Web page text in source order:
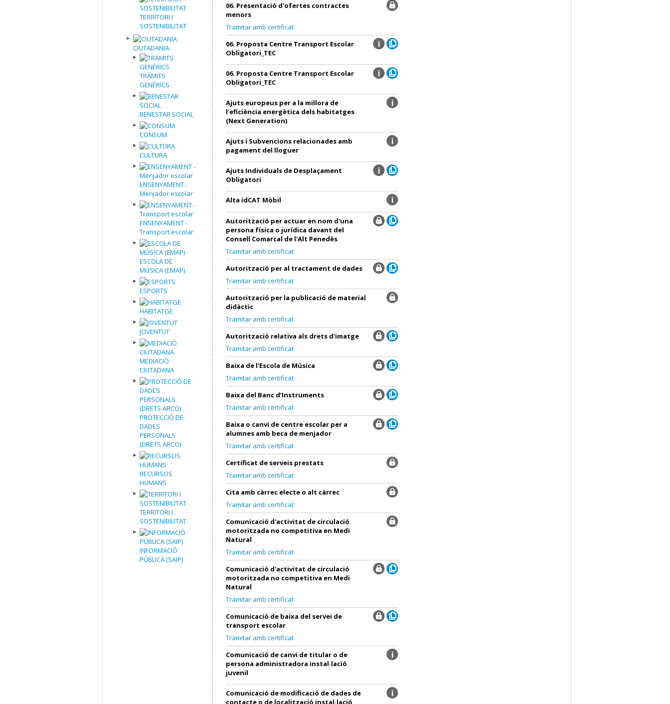
TERRITORI I
SOSTENIBILITAT
CIUTADANIA
TRÀMITS
GENÈRICS
BENESTAR SOCIAL
CONSUM
CULTURA
ENSENYAMENT -
Menjador escolar
ENSENYAMENT -
Transport escolar
ESCOLA DE
MÚSICA (EMAP)
ESPORTS
HABITATGE
JOVENTUT
MEDIACIÓ
CIUTADANA
PROTECCIÓ DE
DADES
PERSONALS
(DRETS ARCO)
RECURSOS
HUMANS
TERRITORI I
SOSTENIBILITAT
INFORMACIÓ
PÚBLICA (SAIP)
06. Presentació d'ofertes contractes
menors
Tramitar amb certificat
06. Proposta Centre Transport Escolar
Obligatori_TEC
06. Proposta Centre Transport Escolar
Obligatori_TEC
Ajuts europeus per a la millora de
l'eficiència energètica dels habitatges
(Next Generation)
Ajuts i Subvencions relacionades amb
pagament del lloguer
Ajuts Individuals de Desplaçament
Obligatori
Alta idCAT Mòbil
Autorització per actuar en nom d'una
persona física o jurídica davant del
Consell Comarcal de l'Alt Penedès
Tramitar amb certificat
Autorització per al tractament de dades
Tramitar amb certificat
Autorització per la publicació de material
didàctic
Tramitar amb certificat
Autorització relativa als drets d'imatge
Tramitar amb certificat
Baixa de l'Escola de Música
Tramitar amb certificat
Baixa del Banc d’Instruments
Tramitar amb certificat
Baixa o canvi de centre escolar per a
alumnes amb beca de menjador
Tramitar amb certificat
Certificat de serveis prestats
Tramitar amb certificat
Cita amb càrrec electe o alt càrrec
Tramitar amb certificat
Comunicació d'activitat de circulació
motoritzada no competitiva en Medi
Natural
Tramitar amb certificat
Comunicació d'activitat de circulació
motoritzada no competitiva en Medi
Natural
Tramitar amb certificat
Comunicació de baixa del servei de
transport escolar
Tramitar amb certificat
Comunicació de canvi de titular o de
persona administradora instal·lació
juvenil
Comunicació de modificació de dades de
contacte o de localització instal·lació